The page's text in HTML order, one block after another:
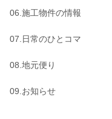
06.施工物件の情報
07.日常のひとコマ
08.地元便り
09.お知らせ